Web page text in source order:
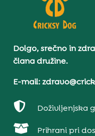
Dolgo, srečno in
člana družine.
E-mail:
 Doživljenjska
 Prihrani pri